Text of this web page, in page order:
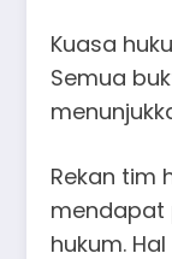
Kuasa
Semua
Rekan tim
mendapat
hukum.